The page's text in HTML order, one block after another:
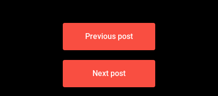
Navigace
příspěvek
Previous post
Next post